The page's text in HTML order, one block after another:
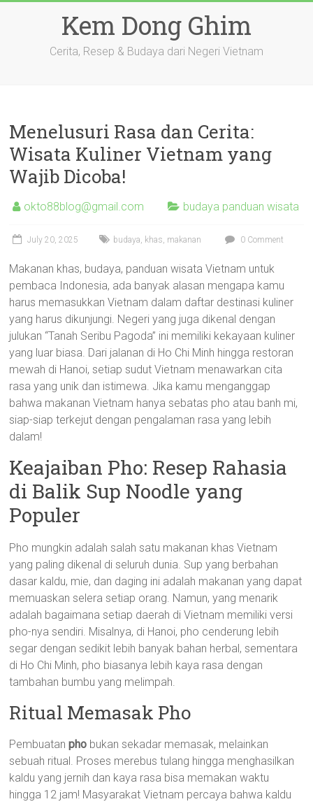
Kem Dong Ghim
Cerita, Resep & Budaya dari Negeri Vietnam
Menelusuri Rasa dan Cerita:
Wisata Kuliner Vietnam yang
Wajib Dicoba!
okto88blog@gmail.com budaya panduan wisata
July 20, 2025 budaya, khas, makanan 0 Comment
Makanan khas, budaya, panduan wisata Vietnam untuk
pembaca Indonesia, ada banyak alasan mengapa kamu
harus memasukkan Vietnam dalam daftar destinasi kuliner
yang harus dikunjungi. Negeri yang juga dikenal dengan
julukan “Tanah Seribu Pagoda” ini memiliki kekayaan kuliner
yang luar biasa. Dari jalanan di Ho Chi Minh hingga restoran
mewah di Hanoi, setiap sudut Vietnam menawarkan cita
rasa yang unik dan istimewa. Jika kamu menganggap
bahwa makanan Vietnam hanya sebatas pho atau banh mi,
siap-siap terkejut dengan pengalaman rasa yang lebih
dalam!
Keajaiban Pho: Resep Rahasia
di Balik Sup Noodle yang
Populer
Pho mungkin adalah salah satu makanan khas Vietnam
yang paling dikenal di seluruh dunia. Sup yang berbahan
dasar kaldu, mie, dan daging ini adalah makanan yang dapat
memuaskan selera setiap orang. Namun, yang menarik
adalah bagaimana setiap daerah di Vietnam memiliki versi
pho-nya sendiri. Misalnya, di Hanoi, pho cenderung lebih
segar dengan sedikit lebih banyak bahan herbal, sementara
di Ho Chi Minh, pho biasanya lebih kaya rasa dengan
tambahan bumbu yang melimpah.
Ritual Memasak Pho
Pembuatanpho bukan sekadar memasak, melainkan
sebuah ritual. Proses merebus tulang hingga menghasilkan
kaldu yang jernih dan kaya rasa bisa memakan waktu
hingga 12 jam! Masyarakat Vietnam percaya bahwa kaldu